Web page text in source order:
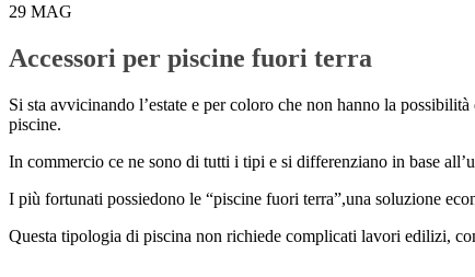
29 MAG
Accessori per piscine fuori terra
Si sta avvicinando l’estate e per coloro che non hanno la
piscine.
In commercio ce ne sono di tutti i tipi e si differenziano in base
I più fortunati possiedono le “piscine fuori terra”,una soluzione
Questa tipologia di piscina non richiede complicati lavori edilizi,